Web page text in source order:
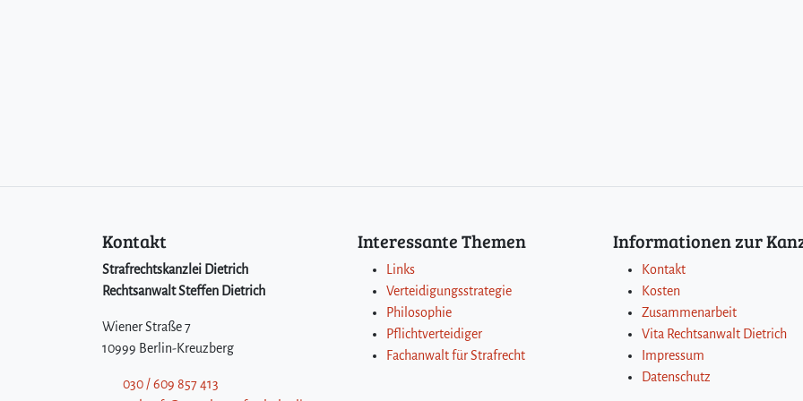
Kontakt
Strafrechtskanzlei Dietrich
Rechtsanwalt Steffen Dietrich
Wiener Straße 7
10999 Berlin-Kreuzberg
030 / 609 857 413
Interessante Themen
Links
Verteidigungsstrategie
Philosophie
Pflichtverteidiger
Fachanwalt für Strafrecht
Informationen zur
Kontakt
Kosten
Zusammenarbeit
Vita Rechtsanwalt Dietrich
Impressum
Datenschutz